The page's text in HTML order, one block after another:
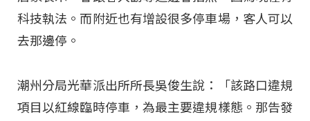
科技執法。而附近也有增設很多停車場，客人可以
去那邊停。
潮州分局光華派出所所長吳俊生說：「該路口違規
項目以紅線臨時停車，為最主要違規樣態。那告發